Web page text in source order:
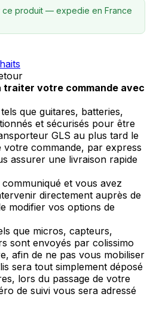
ce produit — expedie en France
traiter votre commande avec
que guitares, batteries,
et sécurisés pour être
GLS au plus tard le
votre commande, par express
assurer une livraison rapide
et vous avez
directement auprès de
modifier vos options de
que micros, capteurs,
sont envoyés par colissimo
afin de ne pas vous mobiliser
sera tout simplement déposé
lors du passage de votre
de suivi vous sera adressé